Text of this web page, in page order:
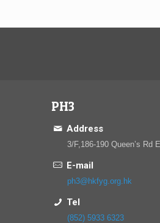
PH3
Address
3/F,186-190 Queen’s Rd
E-mail
ph3@hkfyg.org.hk
Tel
(852) 5933 6323